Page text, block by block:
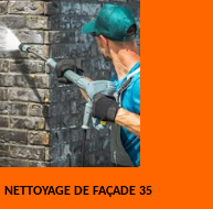
NETTOYAGE DE FAÇADE 35